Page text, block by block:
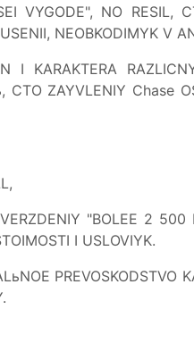
VYGODE", NO RESIL,
NEOBKODIMYK V
I KARAKTERA
CTO ZAYVLENIY Chase
"BOLEE 2 500
I USLOVIYK.
PREVOSKODSTVO